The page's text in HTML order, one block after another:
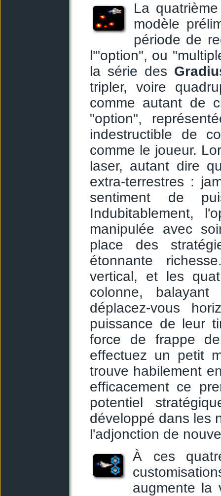
La
modèle
période de
l'"option", ou
la série des
tripler, voire
comme autant de
"option",
indestructible de
comme le joueur.
laser, autant dire
extra-terrestres :
sentiment de
Indubitablement,
manipulée avec
place des
étonnante
vertical, et les
colonne,
déplacez-vous
puissance de leur
force de frappe
effectuez un petit
trouve habilement
efficacement ce
potentiel
développé dans les
l'adjonction de
À ces
augmente la